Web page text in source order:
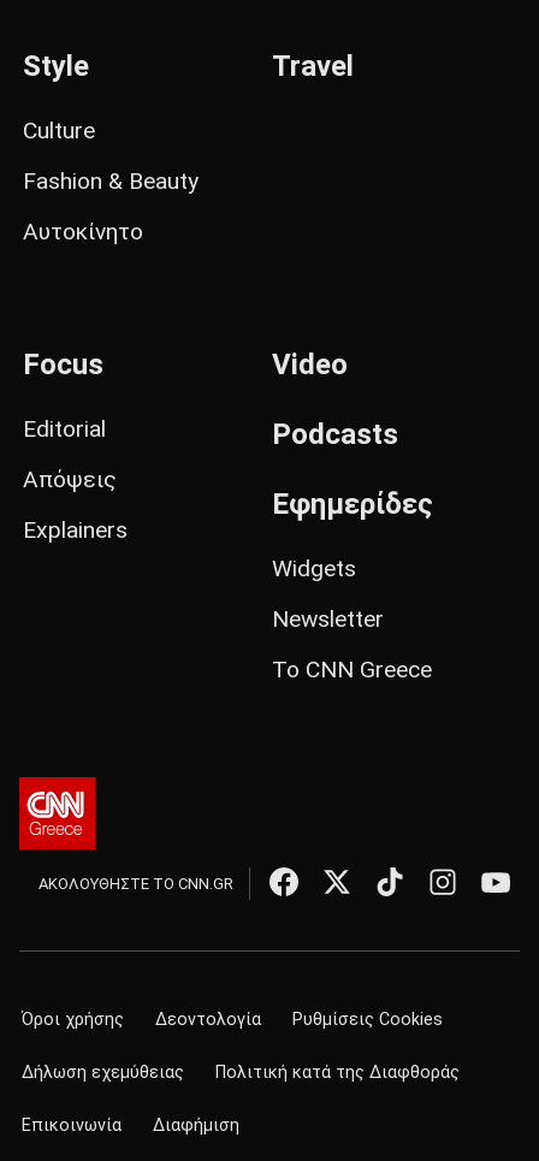
Style
Culture
Fashion & Beauty
Αυτοκίνητο
Travel
Focus
Editorial
Απόψεις
Explainers
Video
Podcasts
Εφημερίδες
Widgets
Newsletter
Το CNN Greece
ΑΚΟΛΟΥΘΗΣΤΕ ΤΟ CNN.GR
Όροι χρήσης Δεοντολογία Ρυθμίσεις Cookies
Δήλωση εχεμύθειας Πολιτική κατά της Διαφθοράς
Επικοινωνία Διαφήμιση